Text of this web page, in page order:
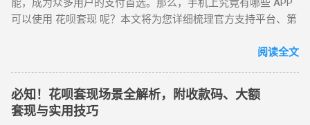
退款金额就能够转回到用户的支付宝账户。用户可在账户中获
得现金，然后完成相应的还款操作。 三、花呗套现的常见方法
风险。下面列举了几种常见的套现方法： 第三方套现平台 这类
平台通常是通过将用户的花呗额度转化为实际现金的方式来实
现套现。一般来说，用户需要向平台支付一定的手续费，平台
则通过特定的支付方式将花呗额度变现成现金。这类平台的运
新最高抵2000元。线下门店同步支持扫码支付，30分钟急速达
服务覆盖100+城市。 推荐搜索：“苏宁易购花呗家电分期” 二、
可以使用 花呗套现 呢？本文将为您详细梳理官方支持平台、第
付宝（蚂蚁金服） 支付宝作为花呗的官方应用，是使用花呗的
础消费操作，还可方便地进行账单查询，及时了解消费明细。
同时，支付宝提供的还款提醒功能，能有效避免因遗忘还款而
产生逾期。无论是线上购物，还是线下实体店消费，打开支付
阅读全文
必知！花呗套现场景全解析，附收款码、大额
套现与实用技巧